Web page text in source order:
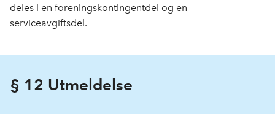
deles i en foreningskontingentdel og en
serviceavgiftsdel.
§ 12 Utmeldelse